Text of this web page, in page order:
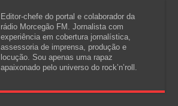
Editor-chefe do portal e colaborador da
rádio Morcegão FM. Jornalista com
experiência em cobertura jornalística,
assessoria de imprensa, produção e
locução. Sou apenas uma rapaz
apaixonado pelo universo do rock’n’roll.